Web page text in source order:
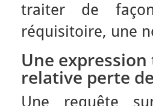
traiter de
réquisitoire, une
Une expression
relative perte
Une requête